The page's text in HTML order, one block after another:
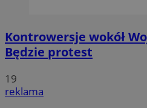
Kontrowersje wokół
Będzie protest
19
reklama